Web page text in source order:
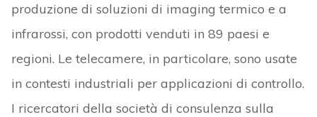
produzione di soluzioni di imaging termico e a
infrarossi, con prodotti venduti in 89 paesi e
regioni. Le telecamere, in particolare, sono usate
in contesti industriali per applicazioni di controllo.
I ricercatori della società di consulenza sulla